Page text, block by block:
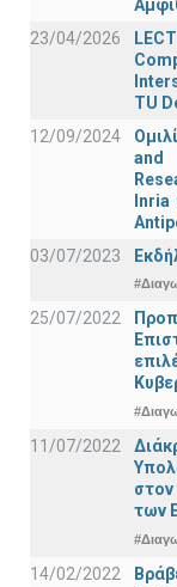
23/04/2026
TU
12/09/2024
and
03/07/2023
25/07/2022
11/07/2022
των
14/02/2022